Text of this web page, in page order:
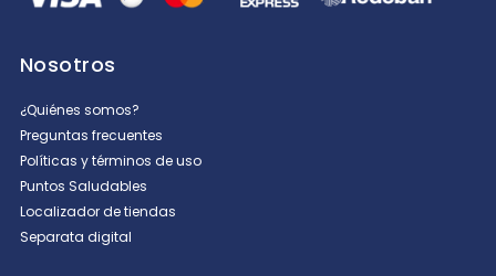
Nosotros
¿Quiénes somos?
Preguntas frecuentes
Políticas y términos de uso
Puntos Saludables
Localizador de tiendas
Separata digital